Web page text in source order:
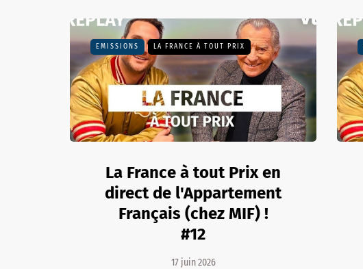
EMISSIONS LA FRANCE À TOUT PRIX
La France à tout Prix en
direct de l'Appartement
Français (chez MIF) !
#12
17 juin 2026